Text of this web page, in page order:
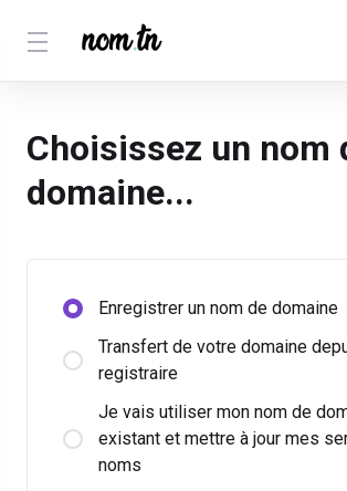
Choisissez un nom
domaine...
Enregistrer un nom de domaine
Transfert de votre domaine
registraire
Je vais utiliser mon nom de
existant et mettre à jour mes
noms